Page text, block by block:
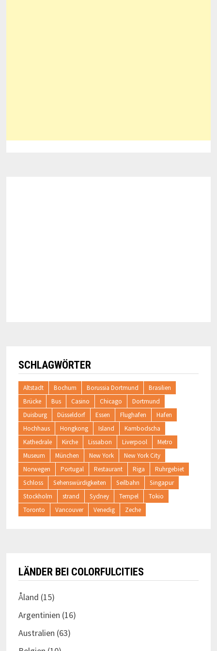
SCHLAGWÖRTER
Altstadt Bochum Borussia Dortmund
Brasilien
Brücke
Bus Casino Chicago
Dortmund
Duisburg
Düsseldorf Essen Flughafen
Hafen
Hochhaus
Hongkong Island
Kambodscha
Kathedrale
Kirche Lissabon Liverpool
Metro
Museum
München New York
New York City
Norwegen
Portugal Restaurant Riga
Ruhrgebiet
Schloss
Sehenswürdigkeiten Seilbahn
Singapur
Stockholm
strand Sydney Tempel
Tokio
Toronto
Vancouver Venedig Zeche
LÄNDER BEI COLORFULCITIES
Åland (15)
Argentinien (16)
Australien (63)